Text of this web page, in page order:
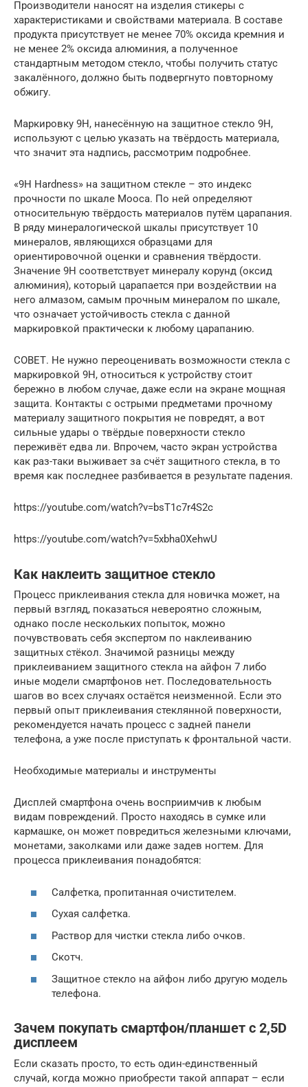
Производители наносят на изделия стикеры с
характеристиками и свойствами материала. В составе
продукта присутствует не менее 70% оксида кремния и
не менее 2% оксида алюминия, а полученное
стандартным методом стекло, чтобы получить статус
закалённого, должно быть подвергнуто повторному
обжигу.
Маркировку 9H, нанесённую на защитное стекло 9H,
используют с целью указать на твёрдость материала,
что значит эта надпись, рассмотрим подробнее.
«9H Hardness» на защитном стекле – это индекс
прочности по шкале Мооса. По ней определяют
относительную твёрдость материалов путём царапания.
В ряду минералогической шкалы присутствует 10
минералов, являющихся образцами для
ориентировочной оценки и сравнения твёрдости.
Значение 9H соответствует минералу корунд (оксид
алюминия), который царапается при воздействии на
него алмазом, самым прочным минералом по шкале,
что означает устойчивость стекла с данной
маркировкой практически к любому царапанию.
СОВЕТ. Не нужно переоценивать возможности стекла с
маркировкой 9H, относиться к устройству стоит
бережно в любом случае, даже если на экране мощная
защита. Контакты с острыми предметами прочному
материалу защитного покрытия не повредят, а вот
сильные удары о твёрдые поверхности стекло
переживёт едва ли. Впрочем, часто экран устройства
как раз-таки выживает за счёт защитного стекла, в то
время как последнее разбивается в результате падения.
https://youtube.com/watch?v=bsT1c7r4S2c
https://youtube.com/watch?v=5xbha0XehwU
Как наклеить защитное стекло
Процесс приклеивания стекла для новичка может, на
первый взгляд, показаться невероятно сложным,
однако после нескольких попыток, можно
почувствовать себя экспертом по наклеиванию
защитных стёкол. Значимой разницы между
приклеиванием защитного стекла на айфон 7 либо
иные модели смартфонов нет. Последовательность
шагов во всех случаях остаётся неизменной. Если это
первый опыт приклеивания стеклянной поверхности,
рекомендуется начать процесс с задней панели
телефона, а уже после приступать к фронтальной части.
Необходимые материалы и инструменты
Дисплей смартфона очень восприимчив к любым
видам повреждений. Просто находясь в сумке или
кармашке, он может повредиться железными ключами,
монетами, заколками или даже задев ногтем. Для
процесса приклеивания понадобятся:
Салфетка, пропитанная очистителем.
Сухая салфетка.
Раствор для чистки стекла либо очков.
Скотч.
Защитное стекло на айфон либо другую модель
телефона.
Зачем покупать смартфон/планшет с 2,5D
дисплеем
Если сказать просто, то есть один-единственный
случай, когда можно приобрести такой аппарат – если